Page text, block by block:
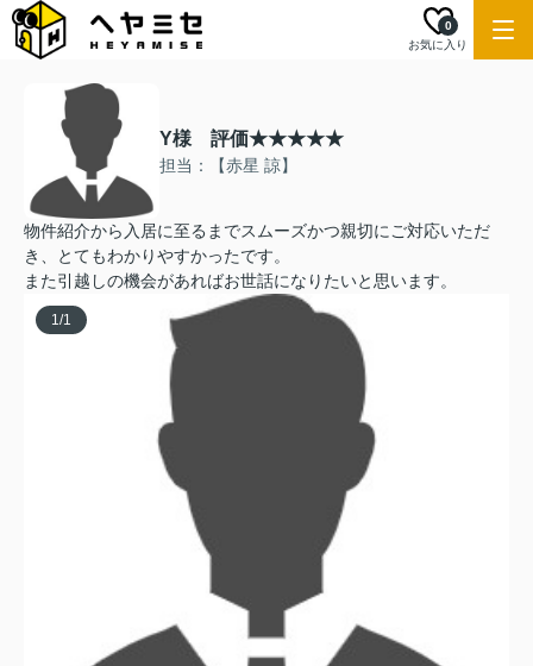
お気に入り
0
Y様 評価★★★★★
担当：【赤星 諒】
物件紹介から入居に至るまでスムーズかつ親切にご対応いただ
き、とてもわかりやすかったです。
また引越しの機会があればお世話になりたいと思います。
1/1